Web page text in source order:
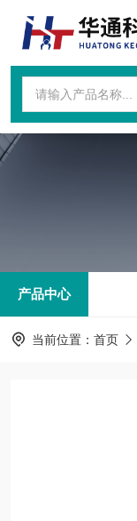
产品中心
当前位置： 首页